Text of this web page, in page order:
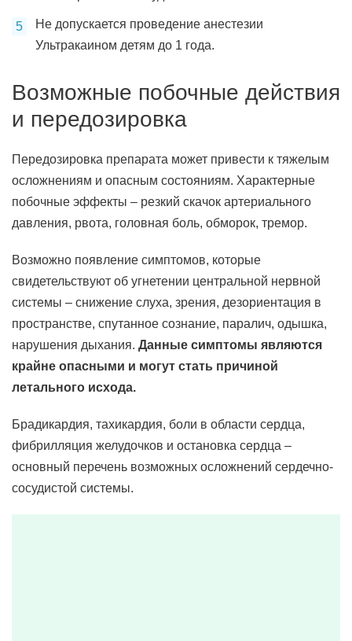
Не допускается проведение анестезии
Ультракаином детям до 1 года.
Возможные побочные действия
и передозировка
Передозировка препарата может привести к тяжелым
осложнениям и опасным состояниям. Характерные
побочные эффекты – резкий скачок артериального
давления, рвота, головная боль, обморок, тремор.
Возможно появление симптомов, которые
свидетельствуют об угнетении центральной нервной
системы – снижение слуха, зрения, дезориентация в
пространстве, спутанное сознание, паралич, одышка,
нарушения дыхания. Данные симптомы являются
крайне опасными и могут стать причиной
летального исхода.
Брадикардия, тахикардия, боли в области сердца,
фибрилляция желудочков и остановка сердца –
основный перечень возможных осложнений сердечно-
сосудистой системы.